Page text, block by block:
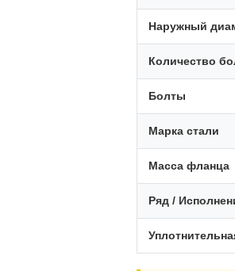
Наружный
Количество
Болты
Марка стали
Масса фланца
Ряд /